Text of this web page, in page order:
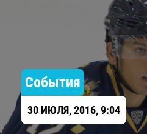
События
30 ИЮЛЯ, 2016, 9:04